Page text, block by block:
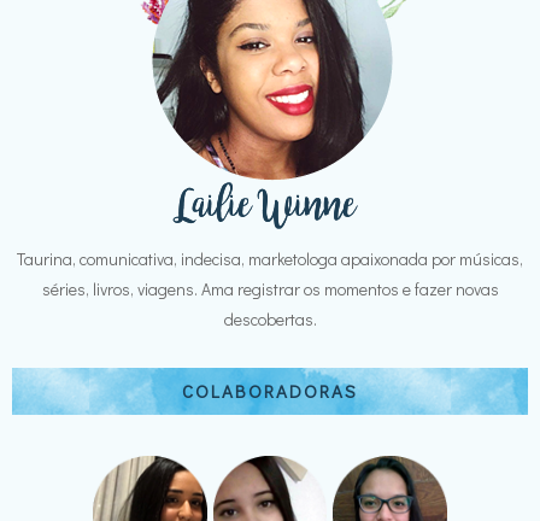
Taurina, comunicativa, indecisa, marketologa apaixonada por músicas,
séries, livros, viagens. Ama registrar os momentos e fazer novas
descobertas.
COLABORADORAS